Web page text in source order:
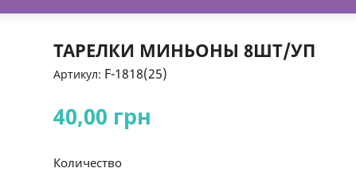
ТАРЕЛКИ МИНЬОНЫ 8ШТ/УП
Артикул: F-1818(25)
40,00 грн
Количество